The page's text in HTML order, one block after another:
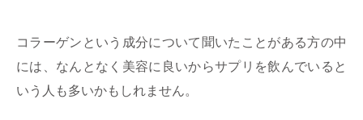
言
コラム
コラーゲンという成分について聞いたことがある方の中
には、なんとなく美容に良いからサプリを飲んでいると
いう人も多いかもしれません。